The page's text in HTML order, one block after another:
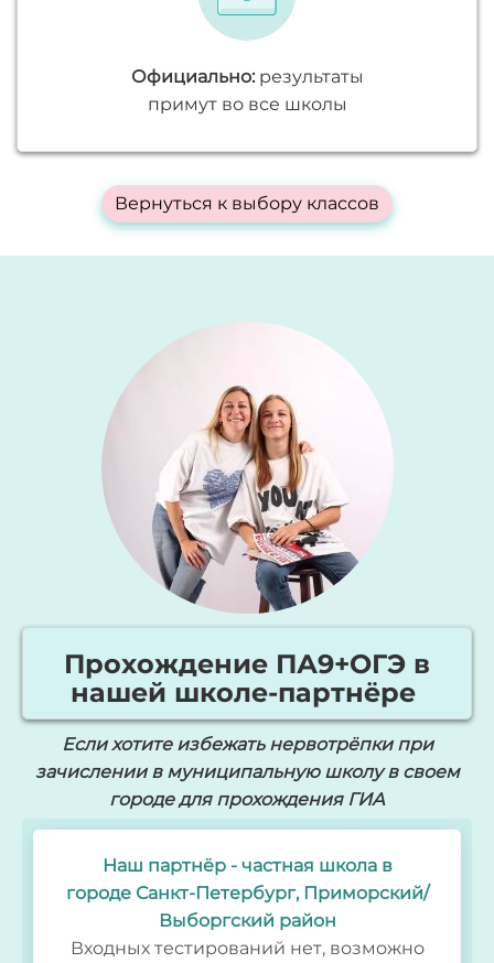
Официально:результаты
примут во все школы
Вернуться к выбору классов
Прохождение ПА9+ОГЭ в
нашей школе-партнёре
Если хотите избежать нервотрёпки при
зачислении в муниципальную школу в своем
городе для прохождения ГИА
Наш партнёр - частная школа в
городе Санкт-Петербург, Приморский/
Выборгский район
Входных тестирований нет, возможно